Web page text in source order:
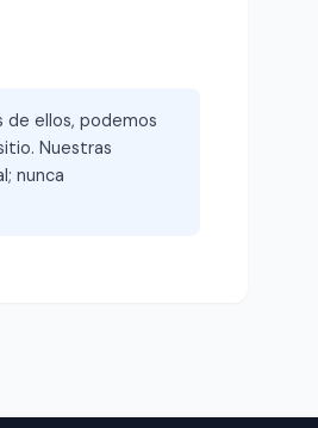
de ellos, podemos
Nuestras
nunca